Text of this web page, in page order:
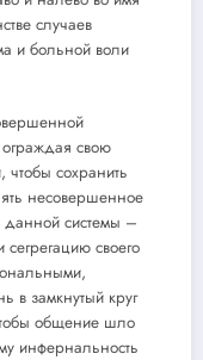
случаев
и больной воли
ограждая свою
чтобы сохранить
несовершенное
данной системы –
своего
в замкнутый круг
общение шло
инфернальность